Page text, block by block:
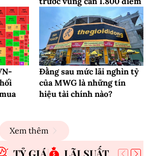
Đằng sau mức lãi nghìn tỷ
của MWG là những tín
hiệu tài chính nào?
Xem thêm
TỶ GIÁ LÃI SUẤT